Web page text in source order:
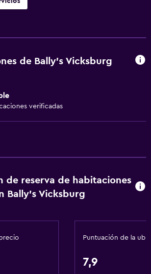
de Bally's Vicksburg
verificadas
de reserva de habitaciones
Bally's Vicksburg
Puntuación de la
7,9